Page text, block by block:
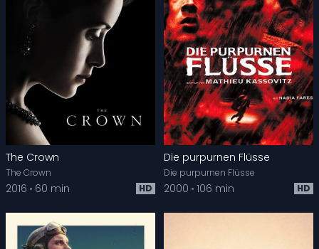
The Crown
The Crown
2016 60 min HD
Die purpurnen Flüsse
Die purpurnen Flüsse
2000 106 min HD